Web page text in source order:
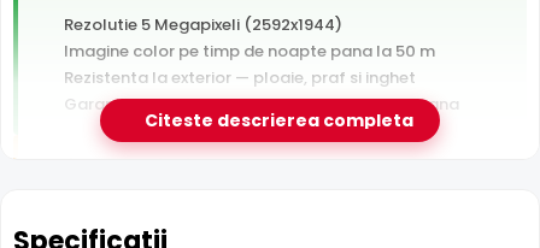
Rezolutie 5 Megapixeli (2592x1944)
Imagine color pe timp de noapte pana la 50 m
Rezistenta la exterior — ploaie, praf si inghet
Garantie 24 luni si suport tehnic gratuit in romana
conecteaza direct la retea
Citeste descrierea completa